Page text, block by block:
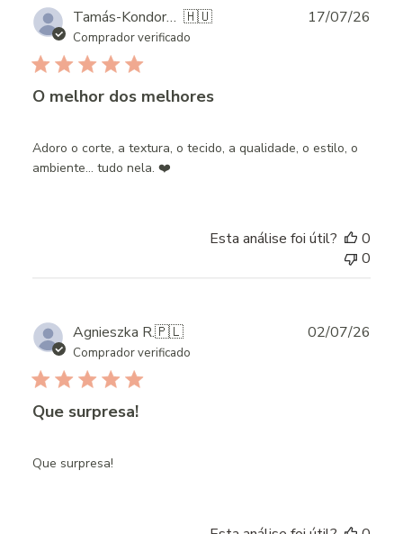
Tamás-Kondorossy M. 🇭🇺
Comprador verificado
O melhor dos melhores
Adoro o corte, a textura, o tecido, a qualidade, o estilo, o
ambiente… tudo nela. ❤️
17/07/26
Esta análise foi útil?
0
0
Agnieszka R.🇵🇱
Comprador verificado
Que surpresa!
Que surpresa!
02/07/26